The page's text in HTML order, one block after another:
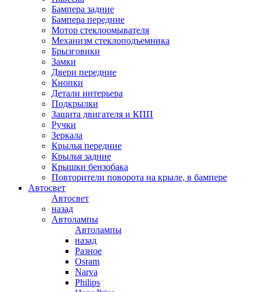
Бампера задние
Бампера передние
Мотор стеклоомывателя
Механизм стеклоподъемника
Брызговики
Замки
Двери передние
Кнопки
Детали интерьера
Подкрылки
Защита двигателя и КПП
Ручки
Зеркала
Крылья передние
Крылья задние
Крышки бензобака
Повторители поворота на крыле, в бампере
Автосвет
Автосвет
назад
Автолампы
Автолампы
назад
Разное
Osram
Narva
Philips